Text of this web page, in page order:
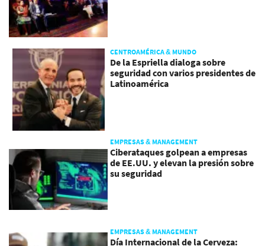
CENTROAMÉRICA & MUNDO
De la Espriella dialoga sobre
seguridad con varios presidentes de
Latinoamérica
EMPRESAS & MANAGEMENT
Ciberataques golpean a empresas
de EE.UU. y elevan la presión sobre
su seguridad
EMPRESAS & MANAGEMENT
Día Internacional de la Cerveza: